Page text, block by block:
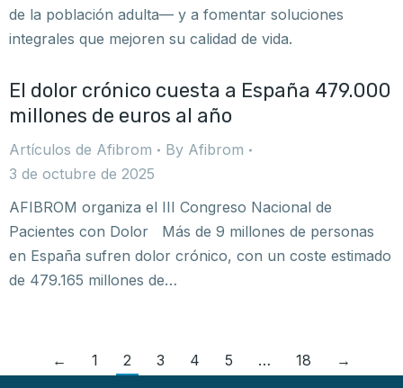
de la población adulta— y a fomentar soluciones
integrales que mejoren su calidad de vida.
El dolor crónico cuesta a España 479.000
millones de euros al año
Artículos de Afibrom By Afibrom
3 de octubre de 2025
AFIBROM organiza el III Congreso Nacional de
Pacientes con Dolor Más de 9 millones de personas
en España sufren dolor crónico, con un coste estimado
de 479.165 millones de…
← 1 2 3 4 5 … 18 →